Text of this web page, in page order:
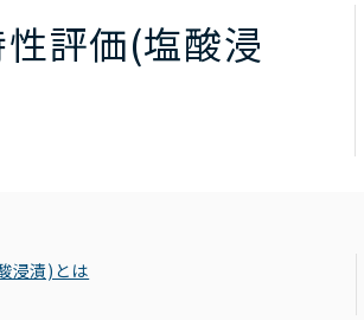
評価(塩酸浸
浸漬)とは